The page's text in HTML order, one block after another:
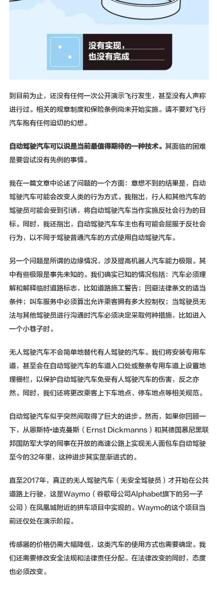
到目前为止，还没有任何一次公开演示飞行发生，甚至没有人声称
进行过。相关的规章制度和保险条例尚未开始实施。请不要对飞行
汽车抱有任何迫切的幻想。
自动驾驶汽车可以说是当前最值得期待的一种技术。 其面临的困难
是要尝试没有先例的事情。
我在一篇文章中论述了问题的一个方面：意想不到的结果是，自动
驾驶汽车可能会改变人类的行为方式。我指出，行人和其他汽车的
驾驶员可能会受到引诱，将自动驾驶汽车当作实施反社会行为的目
标。同时，我还指出，自动驾驶汽车车主也有可能会屈服于反社会
行为，以不同于驾驶普通汽车的方式使用自动驾驶汽车。
另一个问题是所谓的边缘情况，涉及提高机器人汽车能力极限。其
中有些极限是事先未知的。我们确实已知的情况包括：汽车必须理
解和解释临时道路标志，比如道路施工警告；回避法律条文的适当
条件；叫车服务中必须算出允许乘客拥有多大控制权；当驾驶员无
法与其他驾驶员进行沟通时汽车必须决定采取何种措施，比如进入
一个小巷子时。
无人驾驶汽车不会简单地替代有人驾驶的汽车。我们将安装专用车
道，甚至会在自动驾驶汽车的车道入口处或整条专用车道上设置地
理栅栏，以保护自动驾驶汽车免受有人驾驶汽车的伤害，反之亦
然。同时，我们还将更改乘客上下车地点、停车地点等相关规范。
自动驾驶汽车似乎突然间取得了巨大的进步。然而，如果你回顾一
下，从恩斯特•迪克曼斯（Ernst Dickmanns）和其德国慕尼黑联
邦国防军大学的同事在开放的高速公路上实现无人面包车自动驾驶
至今的32年里，这种进步其实是渐进式的。
直至2017年，真正的无人驾驶汽车（无安全驾驶员）才开始在公共
道路上行驶，这是Waymo（谷歌母公司Alphabet旗下的另一子
公司）在凤凰城附近的拼车项目中实现的。Waymo的这个项目当
前还仅处在演示阶段。
传感器的价格仍需大幅降低，这类汽车的使用方式也需要确定。我
们还需要修改安全法规和法律责任分配。在法律改变的同时，态度
也必须改变。